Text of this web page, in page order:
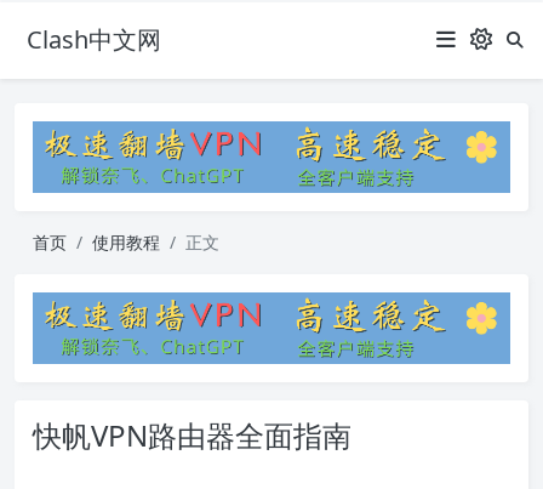
Clash中文网
首页 使用教程 正文
快帆VPN路由器全面指南